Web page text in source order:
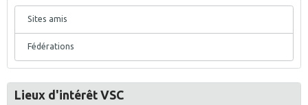
Sites amis
Fédérations
Lieux d'intérêt VSC